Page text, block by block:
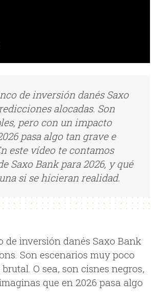
de inversión danés Saxo
alocadas. Son
pero con un impacto
pasa algo tan grave e
este vídeo te contamos
Saxo Bank para 2026, y qué
si se hicieran realidad.
de inversión danés Saxo Bank
Son escenarios muy poco
O sea, son cisnes negros,
que en 2026 pasa algo